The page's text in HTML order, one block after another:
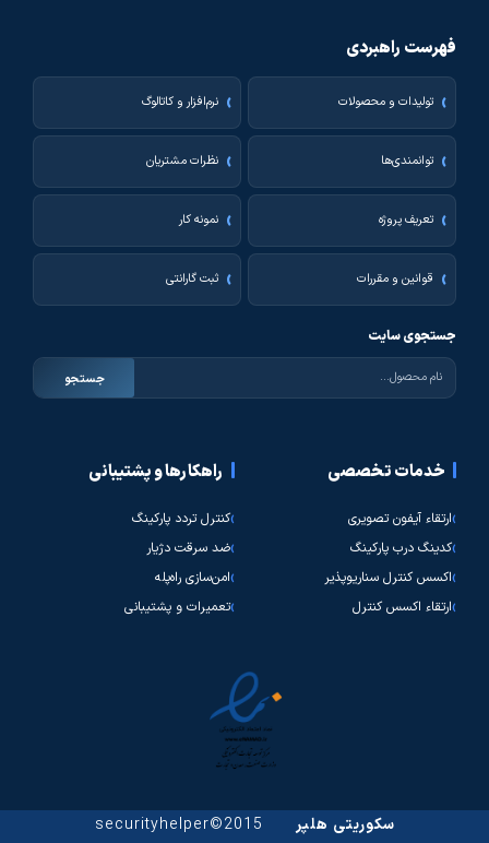
فهرست راهبردی
تولیدات و محصولات نرم‌افزار و کاتالوگ
توانمندی‌ها نظرات مشتریان
تعریف پروژه نمونه کار
قوانین و مقررات ثبت گارانتی
جستجوی سایت
جستجو
خدمات تخصصی
ارتقاء آیفون تصویری
کدینگ درب پارکینگ
اکسس کنترل سناریوپذیر
ارتقاء اکسس کنترل
راهکارها و پشتیبانی
کنترل تردد پارکینگ
ضد سرقت دژیار
امن‌سازی راه‌پله
تعمیرات و پشتیبانی
سکوریتی هلپر